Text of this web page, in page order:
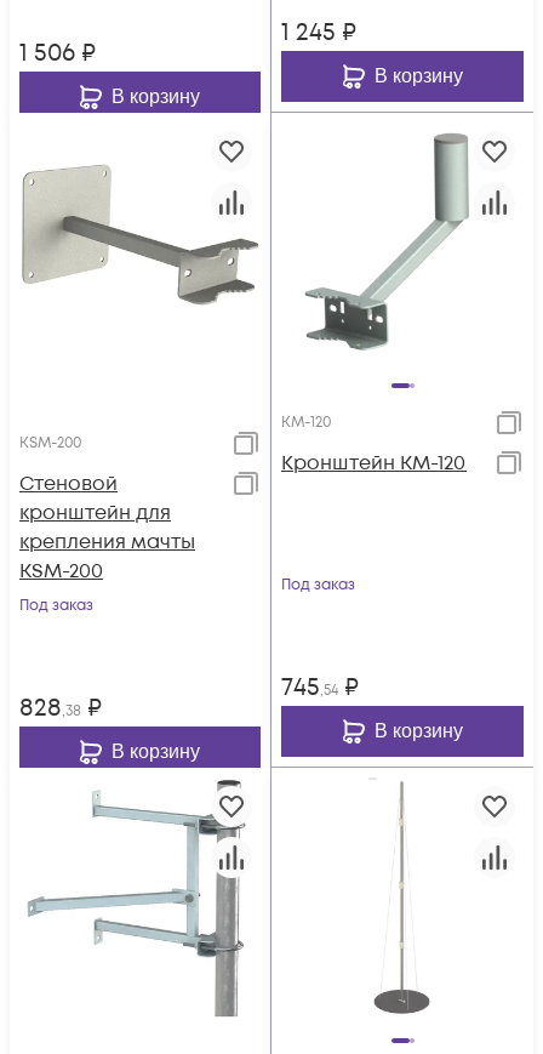
1 506 ₽
В корзину
1 245 ₽
В корзину
KSM-200
Стеновой
кронштейн для
крепления мачты
KSM-200
Под заказ
828,38 ₽
В корзину
KM-120
Кронштейн KM-120
Под заказ
745,54 ₽
В корзину